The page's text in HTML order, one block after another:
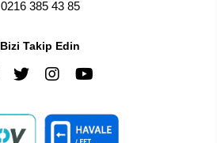
0216 385 43 85
Bizi Takip Edin